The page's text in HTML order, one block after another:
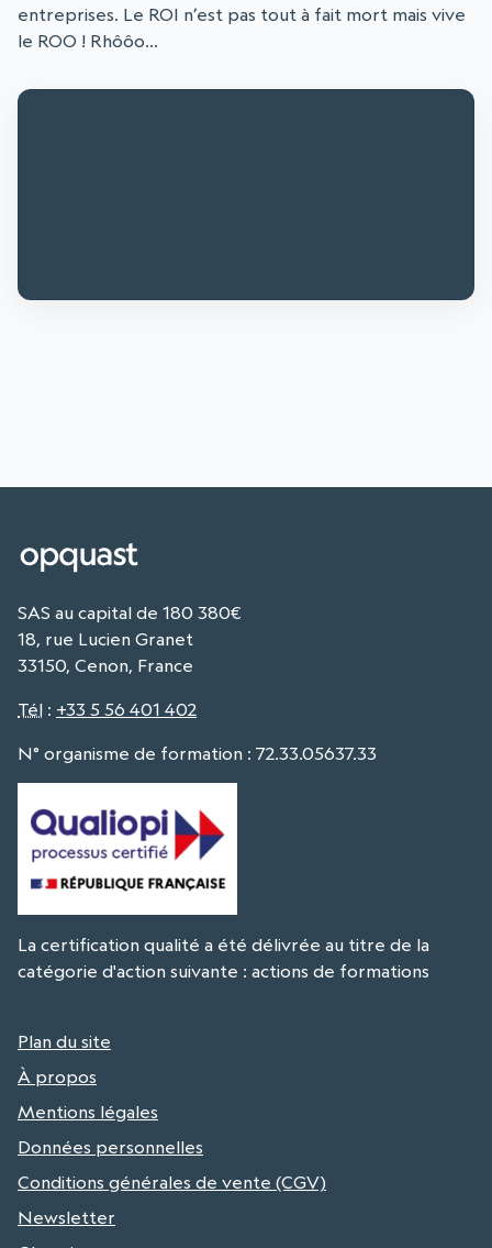
entreprises. Le ROI n’est pas tout à fait mort mais vive
le ROO ! Rhôôo…
SAS au capital de 180 380€
18, rue Lucien Granet
33150, Cenon, France
Tél : +33 5 56 401 402
N° organisme de formation : 72.33.05637.33
La certification qualité a été délivrée au titre de la
catégorie d'action suivante : actions de formations
Plan du site
À propos
Mentions légales
Données personnelles
Conditions générales de vente (CGV)
Newsletter